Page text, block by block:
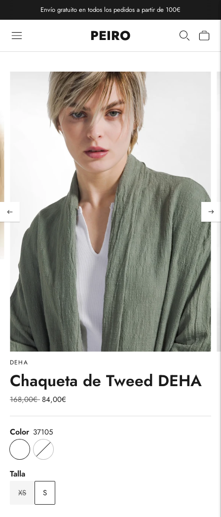
Envío gratuito en todos los pedidos a partir de 100€
PEIRO
DEHA
Chaqueta de Tweed DEHA
168,00€Precio
84,00€
Color 37105
Talla
XS S